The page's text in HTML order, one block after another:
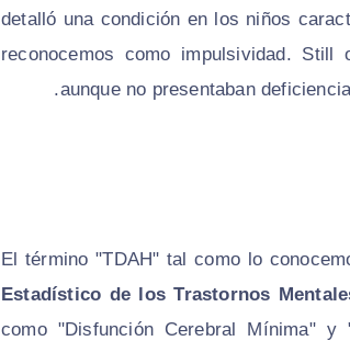
detalló una condición en los niños
reconocemos como impulsividad.
aunque no presentaban
El término "TDAH" tal como lo
Estadístico de los Trastornos
como "Disfunción Cerebral Mínima"